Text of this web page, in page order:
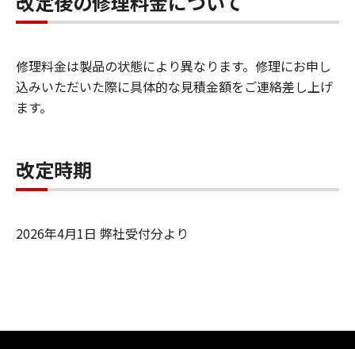
修理料金は製品の状態により異なります。修理にお申し
込みいただいた際に具体的な見積金額をご連絡差し上げ
ます。
改定時期
2026年4月1日 弊社受付分より